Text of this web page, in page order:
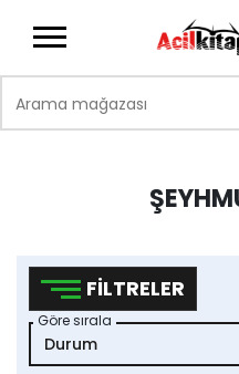
FILTRELER
Göre sırala